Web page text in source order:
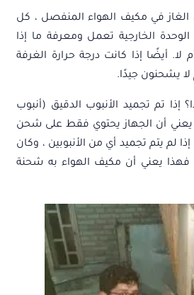
في مكيف الهواء المنفصل ، كل
الخارجية تعمل ومعرفة ما إذا
لا. أيضًا إذا كانت درجة حرارة الغرفة
لا يشحنون جيدًا.
إذا تم تجميد الأنبوب الدقيق (أنبوب
يعني أن الجهاز يحتوي فقط على شحن
بنسبة 10٪ إلى 20٪. إذا لم يتم تجميد أي من الأنبوبين ، وكان
، فهذا يعني أن مكيف الهواء به شحنة